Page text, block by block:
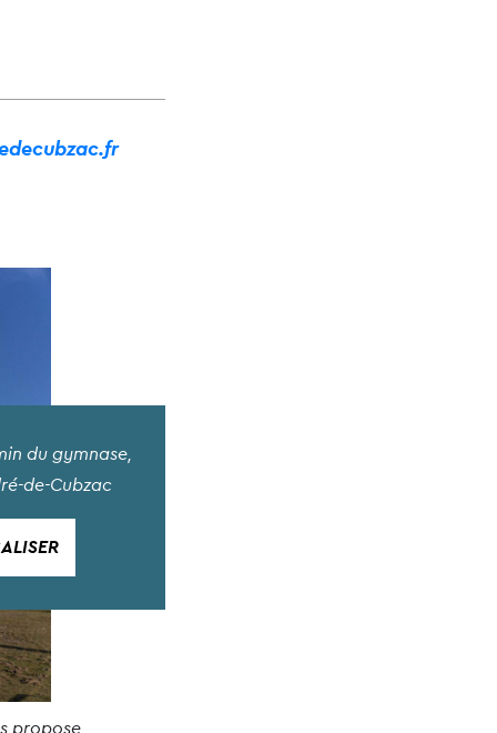
du gymnase,
de-Cubzac
propose